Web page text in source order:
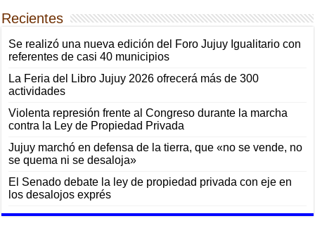
Recientes
Se realizó una nueva edición del Foro Jujuy Igualitario con
referentes de casi 40 municipios
La Feria del Libro Jujuy 2026 ofrecerá más de 300
actividades
Violenta represión frente al Congreso durante la marcha
contra la Ley de Propiedad Privada
Jujuy marchó en defensa de la tierra, que «no se vende, no
se quema ni se desaloja»
El Senado debate la ley de propiedad privada con eje en
los desalojos exprés